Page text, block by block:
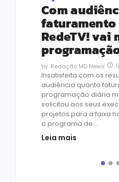
Com
faturamento
RedeTV! vai
by Redação MD News
Insatisfeita com os
audiência quanto
programação diária
solicitou aos seus
projetos para a faixa
o programa de...
Leia mais